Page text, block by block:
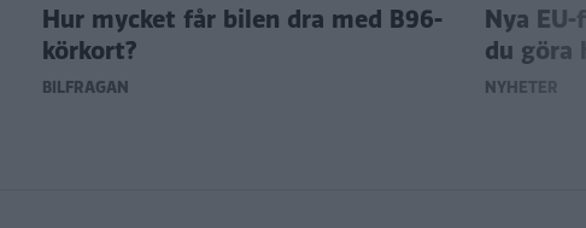
Hur mycket får bilen dra med B96-
körkort?
BILFRÅGAN
Nya
du göra
NYHETER